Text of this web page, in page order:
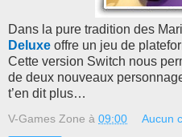
Dans la pure tradition des
Deluxe offre un jeu de
Cette version Switch nous
de deux nouveaux
t’en dit plus…
V-Games Zone à 09:00 Aucun